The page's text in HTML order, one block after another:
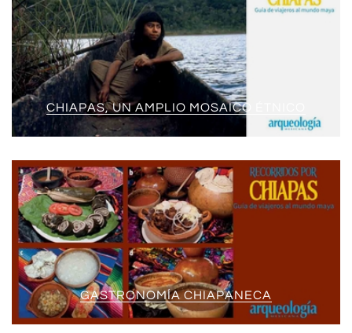
CHIAPAS, UN AMPLIO MOSAICO ÉTNICO
GASTRONOMÍA CHIAPANECA